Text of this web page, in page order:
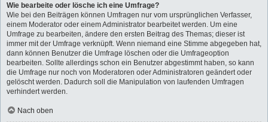
Wie bearbeite oder lösche ich eine Umfrage?
Wie bei den Beiträgen können Umfragen nur vom ursprünglichen Verfasser,
einem Moderator oder einem Administrator bearbeitet werden. Um eine
Umfrage zu bearbeiten, ändere den ersten Beitrag des Themas; dieser ist
immer mit der Umfrage verknüpft. Wenn niemand eine Stimme abgegeben hat,
dann können Benutzer die Umfrage löschen oder die Umfrageoption
bearbeiten. Sollte allerdings schon ein Benutzer abgestimmt haben, so kann
die Umfrage nur noch von Moderatoren oder Administratoren geändert oder
gelöscht werden. Dadurch soll die Manipulation von laufenden Umfragen
verhindert werden.
Nach oben